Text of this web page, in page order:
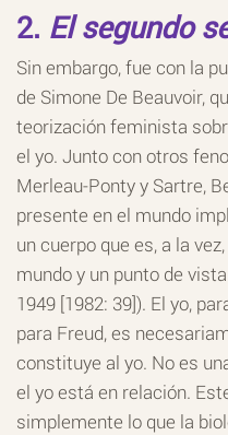
2. El segundo
Sin embargo, fue con la
de Simone De Beauvoir,
teorización feminista
el yo. Junto con otros
Merleau-Ponty y Sartre,
presente en el mundo
un cuerpo que es, a la
mundo y un punto de
1949 [1982: 39]). El yo,
para Freud, es
constituye al yo. No es
el yo está en relación.
simplemente lo que la